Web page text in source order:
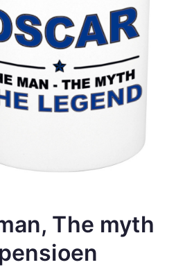
The myth